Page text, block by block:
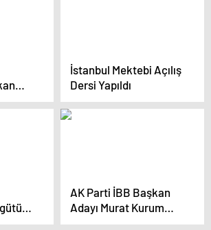
İstanbul Mektebi Açılış
Dersi Yapıldı
AK Parti İBB Başkan
Adayı Murat Kurum
Şile’de Vatandaşlarla